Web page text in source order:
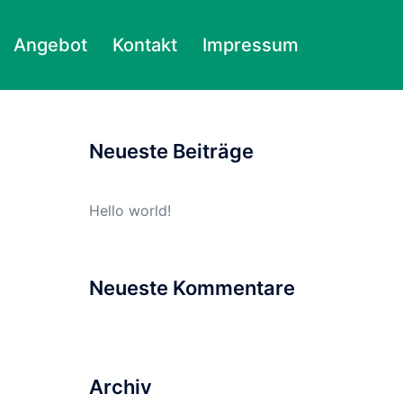
Angebot Kontakt Impressum
Suchen
Neueste Beiträge
Hello world!
Neueste Kommentare
Archiv